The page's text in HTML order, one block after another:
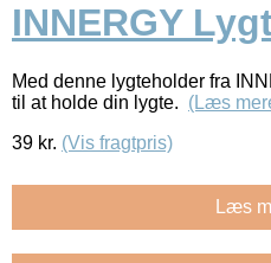
INNERGY
Med denne lygteholder fra
til at holde din lygte. (Læs
39 kr. (Vis fragtpris)
Læs